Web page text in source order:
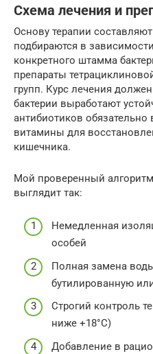
Схема лечения и
Основу терапии
подбираются в
конкретного штамма
препараты
групп. Курс лечения
бактерии выработают
антибиотиков обязательно
витамины для
кишечника.
Мой проверенный
выглядит так:
Немедленная
особей
Полная замена
бутилированную
Строгий контроль
ниже +18°C)
Добавление в